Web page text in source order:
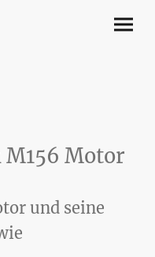
Motor
und seine